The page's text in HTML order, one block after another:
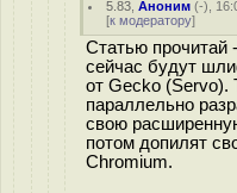
5.83 ,Аноним (-),
[к модератору]
Статью прочитай
сейчас будут
от Gecko (Servo).
параллельно
свою
потом допилят
Chromium.